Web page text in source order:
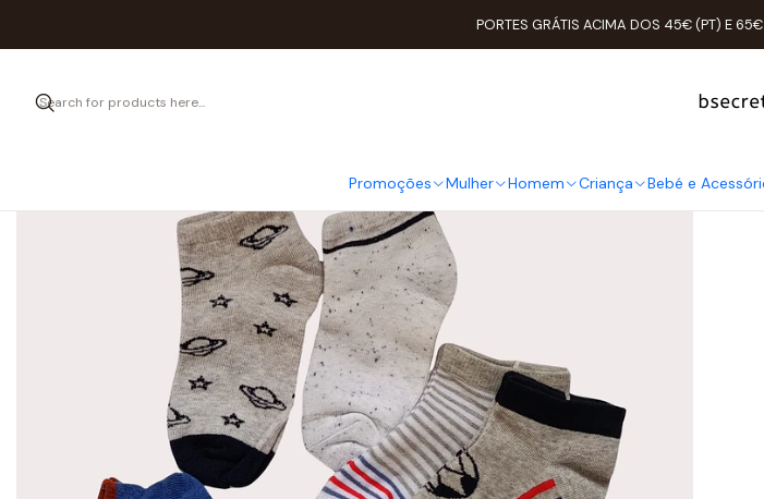
Promoções Mulher Homem Criança Bebé e
PORTES GRÁTIS ACIMA DOS 45€ (PT) E
Home Meias Soquete Pack 5